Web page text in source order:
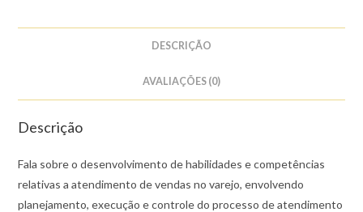
DESCRIÇÃO
AVALIAÇÕES (0)
Descrição
Fala sobre o desenvolvimento de habilidades e competências
relativas a atendimento de vendas no varejo, envolvendo
planejamento, execução e controle do processo de atendimento